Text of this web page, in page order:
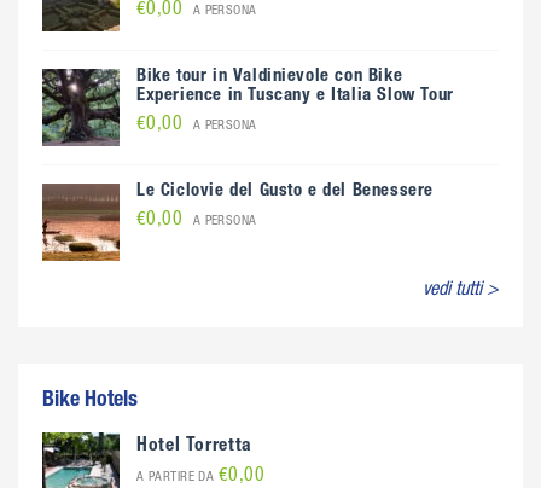
€0,00 A PERSONA
Bike tour in Valdinievole con Bike
Experience in Tuscany e Italia Slow Tour
€0,00 A PERSONA
Le Ciclovie del Gusto e del Benessere
€0,00 A PERSONA
vedi tutti >
Bike Hotels
Hotel Torretta
A PARTIRE DA €0,00